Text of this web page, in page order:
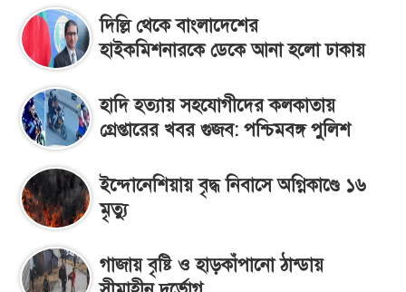
দিল্লি থে‌কে বাংলাদেশের
হাইকমিশনারকে ডেকে আনা হলো ঢাকায়
হাদি হত্যায় সহযোগীদের কলকাতায়
গ্রেপ্তারের খবর গুজব: পশ্চিমবঙ্গ পুলিশ
ইন্দোনেশিয়ায় বৃদ্ধ নিবাসে অগ্নিকাণ্ডে ১৬
মৃত্যু
গাজায় বৃষ্টি ও হাড়কাঁপানো ঠান্ডায়